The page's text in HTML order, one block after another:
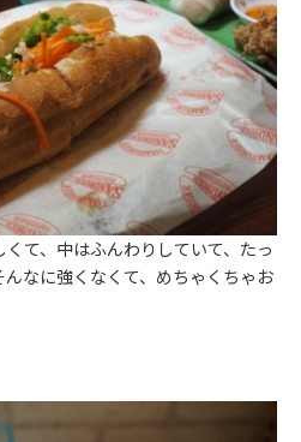
て、中はふんわりしていて、たっ
なに強くなくて、めちゃくちゃお